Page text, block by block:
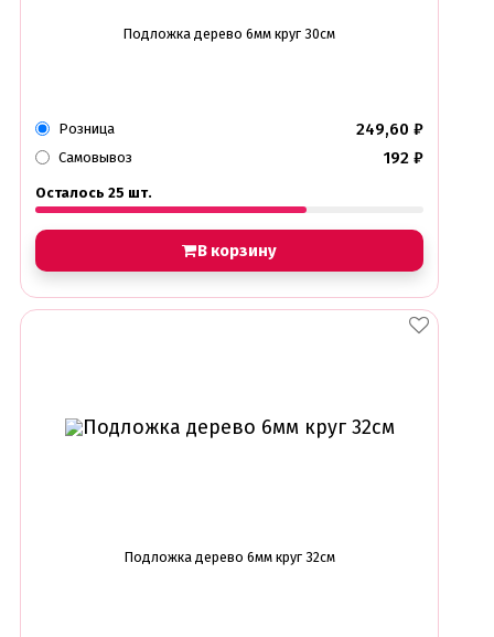
Подложка дерево 6мм круг 30см
Розница 249,60 ₽
Самовывоз 192 ₽
Осталось 25 шт.
В корзину
Подложка дерево 6мм круг 32см